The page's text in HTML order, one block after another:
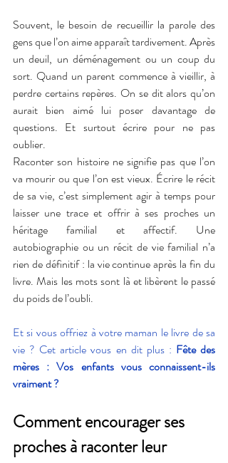
Souvent, le besoin de recueillir la parole des
gens que l’on aime apparaît tardivement. Après
un deuil, un déménagement ou un coup du
sort. Quand un parent commence à vieillir, à
perdre certains repères. On se dit alors qu’on
aurait bien aimé lui poser davantage de
questions. Et surtout écrire pour ne pas
oublier.
Raconter son histoire ne signifie pas que l’on
va mourir ou que l’on est vieux. Écrire le récit
de sa vie, c’est simplement agir à temps pour
laisser une trace et offrir à ses proches un
héritage familial et affectif. Une
autobiographie ou un récit de vie familial n’a
rien de définitif : la vie continue après la fin du
livre. Mais les mots sont là et libèrent le passé
du poids de l’oubli.
Et si vous offriez à votre maman le livre de sa
vie ? Cet article vous en dit plus : Fête des
mères : Vos enfants vous connaissent-ils
vraiment ?
Comment encourager ses
proches à raconter leur